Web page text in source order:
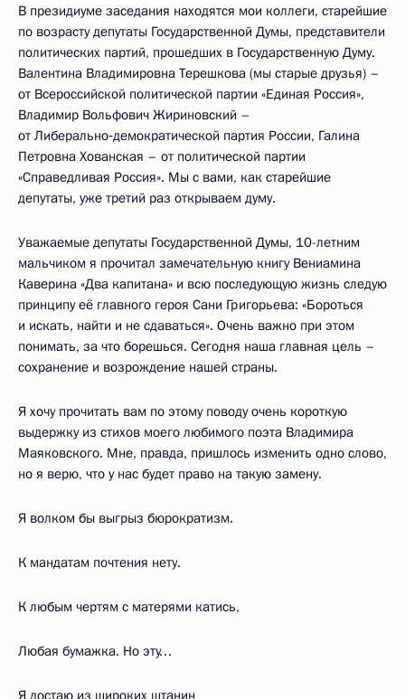
В президиуме заседания находятся мои коллеги, старейшие
по возрасту депутаты Государственной Думы, представители
политических партий, прошедших в Государственную Думу.
Валентина Владимировна Терешкова (мы старые друзья) –
от Всероссийской политической партии «Единая Россия»,
Владимир Вольфович Жириновский –
от Либерально‑демократической партия России, Галина
Петровна Хованская – от политической партии
«Справедливая Россия». Мы с вами, как старейшие
депутаты, уже третий раз открываем думу.
Уважаемые депутаты Государственной Думы, 10-летним
мальчиком я прочитал замечательную книгу Вениамина
Каверина «Два капитана» и всю последующую жизнь следую
принципу её главного героя Сани Григорьева: «Бороться
и искать, найти и не сдаваться». Очень важно при этом
понимать, за что борешься. Сегодня наша главная цель –
сохранение и возрождение нашей страны.
Я хочу прочитать вам по этому поводу очень короткую
выдержку из стихов моего любимого поэта Владимира
Маяковского. Мне, правда, пришлось изменить одно слово,
но я верю, что у нас будет право на такую замену.
Я волком бы выгрыз бюрократизм.
К мандатам почтения нету.
К любым чертям с матерями катись,
Любая бумажка. Но эту…
Я достаю из широких штанин